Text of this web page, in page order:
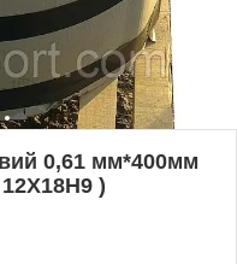
0,61 мм*400мм
)